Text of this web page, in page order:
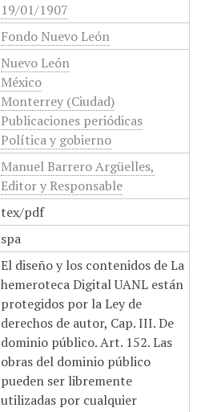
19/01/1907
Fondo Nuevo León
Nuevo León
México
Monterrey (Ciudad)
Publicaciones periódicas
Política y gobierno
Manuel Barrero Argüelles,
Editor y Responsable
tex/pdf
spa
El diseño y los contenidos de La
hemeroteca Digital UANL están
protegidos por la Ley de
derechos de autor, Cap. III. De
dominio público. Art. 152. Las
obras del dominio público
pueden ser libremente
utilizadas por cualquier